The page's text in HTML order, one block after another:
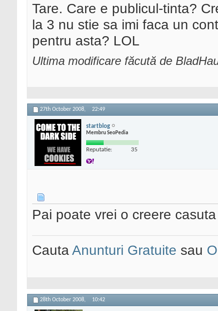
Tare. Care e publicul-tinta?
la 3 nu stie sa imi faca un
pentru asta? LOL
Ultima modificare făcută de
27th October 2008, 22:49
startblog
Membru SeoPedia
Reputatie: 35
Pai poate vrei o creere
CautaAnunturi Gratuite sau
28th October 2008, 10:42